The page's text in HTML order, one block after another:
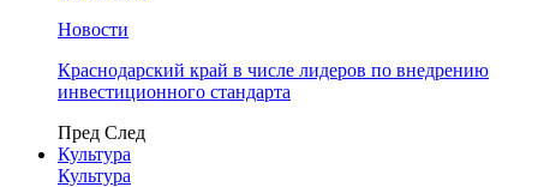
Новости
Краснодарский край в числе лидеров по внедрению
инвестиционного стандарта
Пред След
Культура
Культура